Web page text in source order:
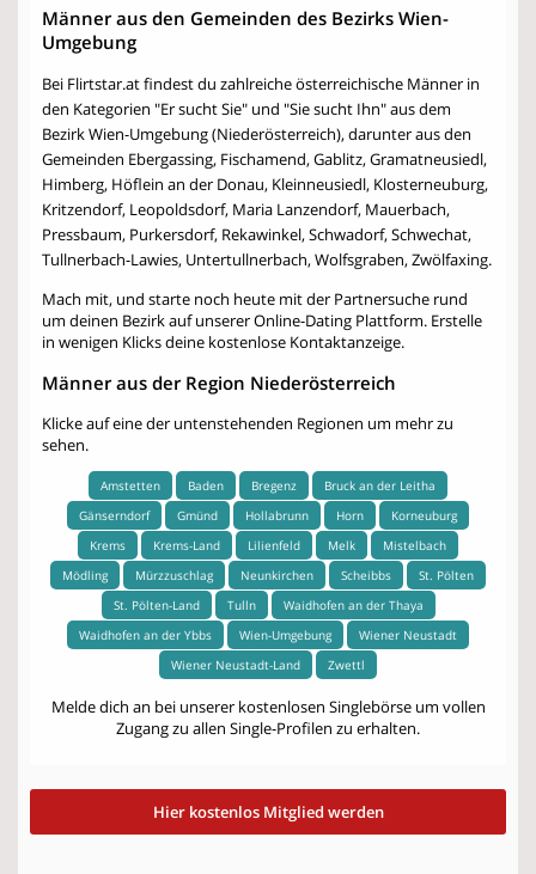
Männer aus den Gemeinden des Bezirks Wien-
Umgebung
Bei Flirtstar.at findest du zahlreiche österreichische Männer in
den Kategorien "Er sucht Sie" und "Sie sucht Ihn" aus dem
Bezirk Wien-Umgebung (Niederösterreich), darunter aus den
Gemeinden Ebergassing, Fischamend, Gablitz, Gramatneusiedl,
Himberg, Höflein an der Donau, Kleinneusiedl, Klosterneuburg,
Kritzendorf, Leopoldsdorf, Maria Lanzendorf, Mauerbach,
Pressbaum, Purkersdorf, Rekawinkel, Schwadorf, Schwechat,
Tullnerbach-Lawies, Untertullnerbach, Wolfsgraben, Zwölfaxing.
Mach mit, und starte noch heute mit der Partnersuche rund
um deinen Bezirk auf unserer Online-Dating Plattform. Erstelle
in wenigen Klicks deine kostenlose Kontaktanzeige.
Männer aus der Region Niederösterreich
Klicke auf eine der untenstehenden Regionen um mehr zu
sehen.
Amstetten Baden Bregenz
Bruck an der Leitha
Gänserndorf
Gmünd Hollabrunn Horn
Korneuburg
Krems
Krems-Land Lilienfeld Melk
Mistelbach
Mödling
Mürzzuschlag Neunkirchen Scheibbs
St. Pölten
St. Pölten-Land
Tulln
Waidhofen an der Thaya
Waidhofen an der Ybbs
Wien-Umgebung
Wiener Neustadt
Wiener Neustadt-Land
Zwettl
Melde dich an bei unserer kostenlosen Singlebörse um vollen
Zugang zu allen Single-Profilen zu erhalten.
Hier kostenlos Mitglied werden